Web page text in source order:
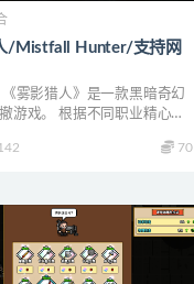
/Mistfall Hunter/支持网
雾影猎人》是一款黑暗奇幻
游戏。 根据不同职业精心搭
70